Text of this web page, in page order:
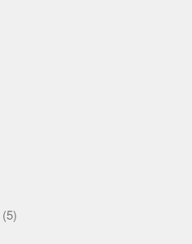
(5)